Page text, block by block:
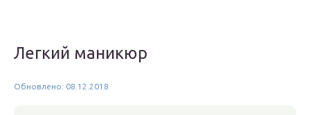
Легкий маникюр
Обновлено: 08.12.2018